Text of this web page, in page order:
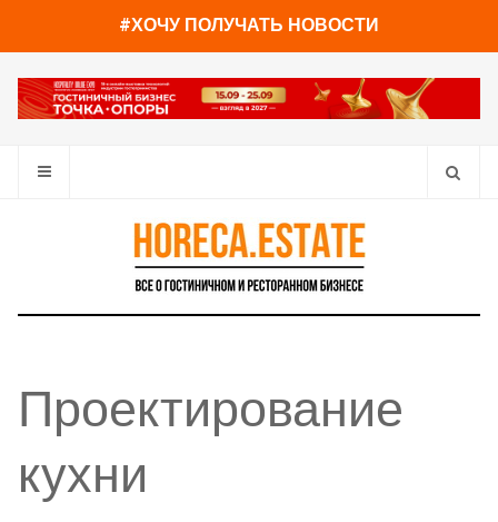
#ХОЧУ ПОЛУЧАТЬ НОВОСТИ
Проектирование
кухни